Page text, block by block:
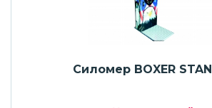
Силомер BOXER